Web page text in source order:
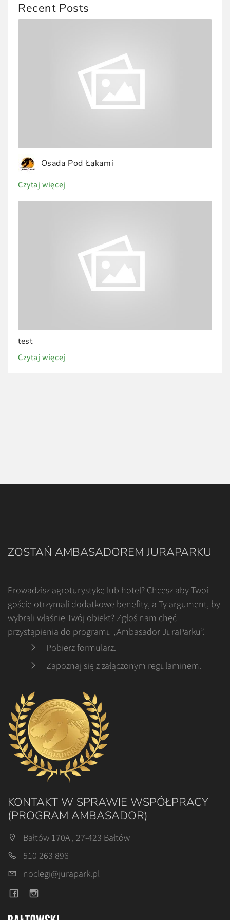
Recent Posts
Osada Pod Łąkami
Czytaj więcej
test
Czytaj więcej
ZOSTAŃ AMBASADOREM JURAPARKU
Prowadzisz agroturystykę lub hotel? Chcesz aby Twoi
goście otrzymali dodatkowe benefity, a Ty argument, by
wybrali właśnie Twój obiekt? Zgłoś nam chęć
przystąpienia do programu „Ambasador JuraParku”.
Pobierz formularz.
Zapoznaj się z załączonym regulaminem.
KONTAKT W SPRAWIE WSPÓŁPRACY
(PROGRAM AMBASADOR)
Bałtów 170A , 27-423 Bałtów
510 263 896
noclegi@jurapark.pl